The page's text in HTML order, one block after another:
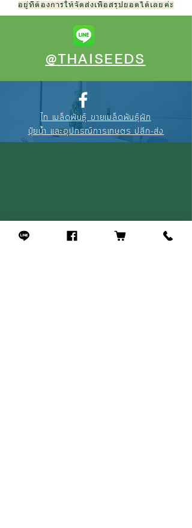
อยู่ที่ต้องการให้จัดส่งเพื่อสรุปยอดได้เลยค่ะ
@THAISEEDS
ไท เมล็ดพันธุ์ ขายเมล็ดพันธุ์ผัก
ปุ๋ยน้ำ และอุปกรณ์การเกษตร ปลีก-ส่ง
088-895-3327
(คุณณัฐ)